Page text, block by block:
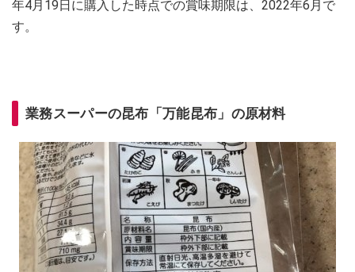
年4月19日に購入した時点での賞味期限は、2022年6月で
す。
業務スーパーの昆布「 万能昆布」の原材料